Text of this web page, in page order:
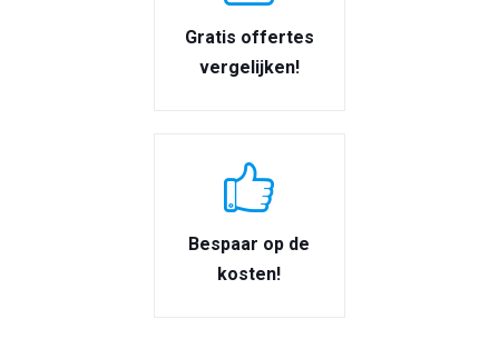
Gratis offertes
vergelijken!
Bespaar op de
kosten!